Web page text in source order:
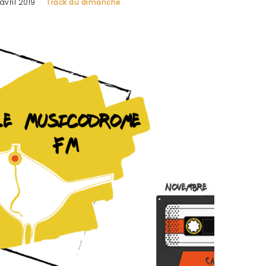
2019 Track du dimanche